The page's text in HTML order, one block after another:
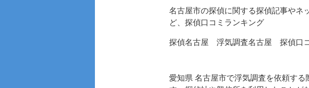
名古屋市の探偵に関する探偵記事やネ
ど、探偵口コミランキング
探偵名古屋 浮気調査名古屋 探偵口
愛知県 名古屋市で浮気調査を依頼す